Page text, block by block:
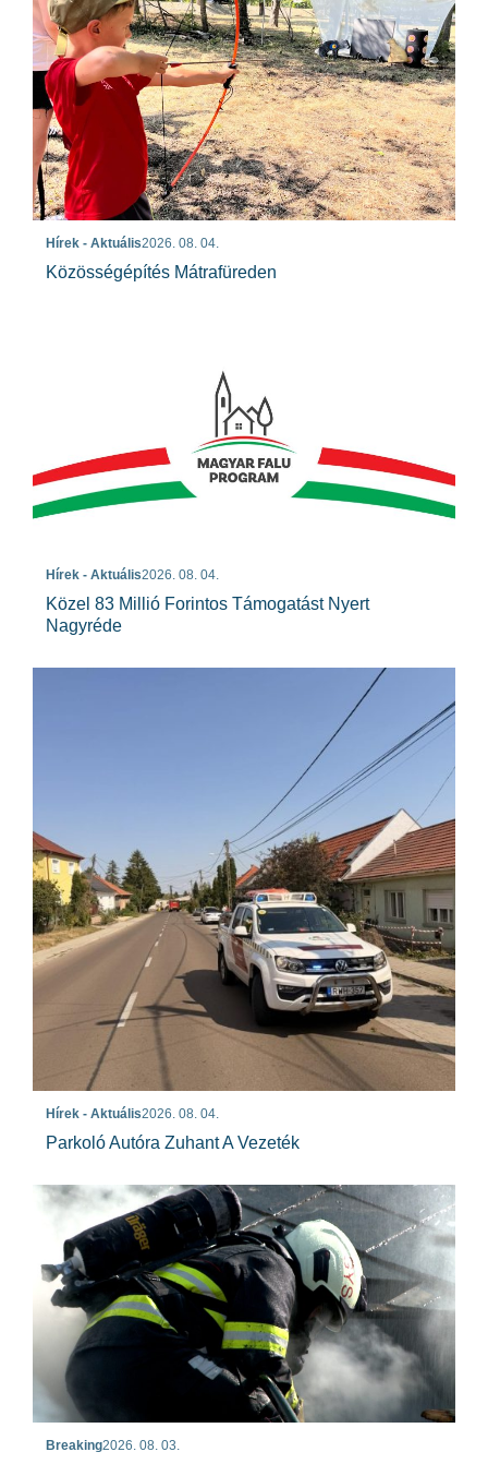
Hírek - Aktuális2026. 08. 04.
Közösségépítés Mátrafüreden
Hírek - Aktuális2026. 08. 04.
Közel 83 Millió Forintos Támogatást Nyert
Nagyréde
Hírek - Aktuális2026. 08. 04.
Parkoló Autóra Zuhant A Vezeték
Breaking2026. 08. 03.